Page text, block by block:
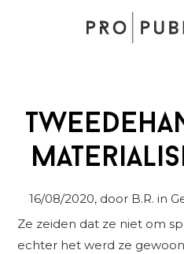
16/08/2020, door B.R. in
Ze zeiden dat ze niet om
echter het werd ze